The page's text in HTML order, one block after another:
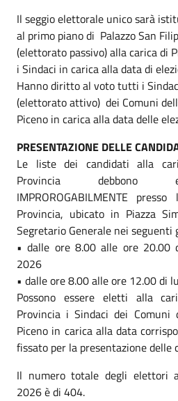
Il seggio elettorale unico sarà
al primo piano di Palazzo San
(elettorato passivo) alla carica di
i Sindaci in carica alla data di
Hanno diritto al voto tutti i
(elettorato attivo) dei Comuni
Piceno in carica alla data delle
PRESENTAZIONE DELLE
Le liste dei candidati alla
Provincia debbono
IMPROROGABILMENTE
Provincia, ubicato in Piazza
Segretario Generale nei seguenti
• dalle ore 8.00 alle ore 20.00
2026
• dalle ore 8.00 alle ore 12.00 di
Possono essere eletti alla
Provincia i Sindaci dei Comuni
Piceno in carica alla data
fissato per la presentazione delle
Il numero totale degli elettori
2026 è di 404.